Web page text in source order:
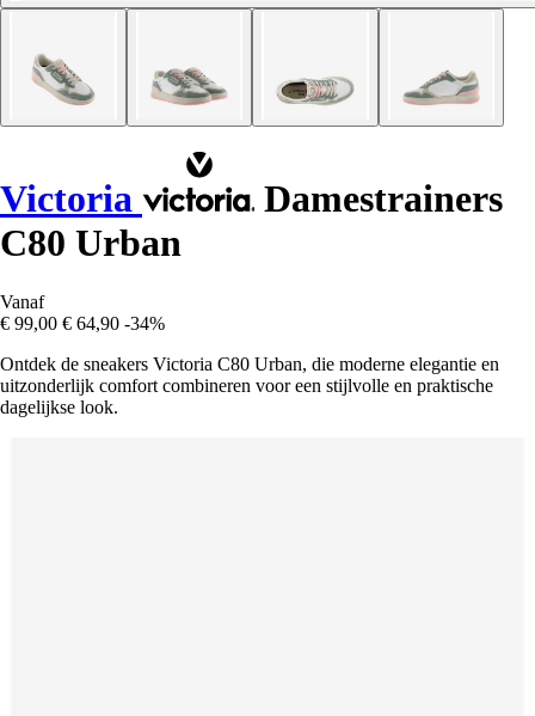
Victoria
Damestrainers
C80 Urban
Vanaf
€ 99,00 € 64,90 -34%
Ontdek de sneakers Victoria C80 Urban, die moderne elegantie en
uitzonderlijk comfort combineren voor een stijlvolle en praktische
dagelijkse look.